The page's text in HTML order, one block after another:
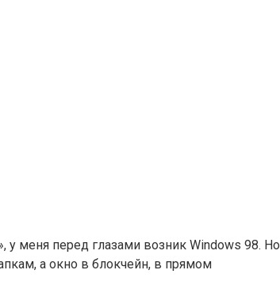
меня перед глазами возник Windows 98. Но
а окно в блокчейн, в прямом